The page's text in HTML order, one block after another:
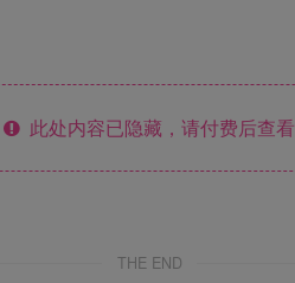
此处内容已隐藏，请付费后查看
THE END